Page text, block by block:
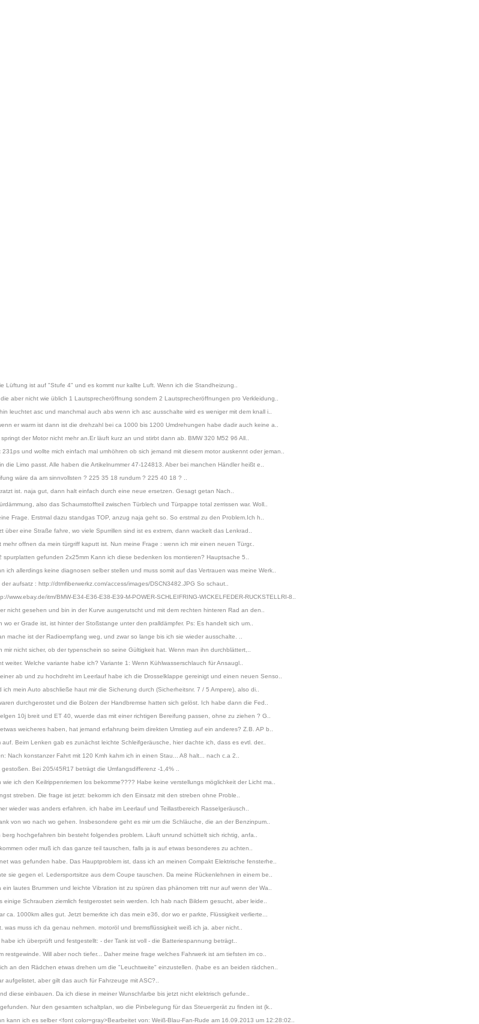
Lüftung ist auf "Stufe 4" und es kommt nur kallte Luft. Wenn ich die Standheizung..
aber nicht wie üblich 1 Lautsprecheröffnung sondern 2 Lautsprecheröffnungen pro Verkleidung..
asc und manchmal auch abs wenn ich asc ausschalte wird es weniger mit dem knall i..
er warm ist dann ist die drehzahl bei ca 1000 bis 1200 Umdrehungen habe dadir auch keine a..
der Motor nicht mehr an.Er läuft kurz an und stirbt dann ab. BMW 320 M52 96 All..
und wollte mich einfach mal umhöhren ob sich jemand mit diesem motor auskennt oder jeman..
Limo passt. Alle haben die Artikelnummer 47-124813. Aber bei manchen Händler heißt e..
wäre da am sinnvollsten ? 225 35 18 rundum ? 225 40 18 ? ..
ist. naja gut, dann halt einfach durch eine neue ersetzen. Gesagt getan Nach..
also das Schaumstoffteil zwischen Türblech und Türpappe total zerrissen war. Woll..
Frage. Erstmal dazu standgas TOP, anzug naja geht so. So erstmal zu den Problem.Ich h..
eine Straße fahre, wo viele Spurrillen sind ist es extrem, dann wackelt das Lenkrad..
offnen da mein türgriff kaputt ist. Nun meine Frage : wenn ich mir einen neuen Türgr..
gefunden 2x25mm Kann ich diese bedenken los montieren? Hauptsache 5..
allerdings keine diagnosen selber stellen und muss somit auf das Vertrauen was meine Werk..
aufsatz : http://dtmfiberwerkz.com/access/images/DSCN3482.JPG So schaut..
itm/BMW-E34-E36-E38-E39-M-POWER-SCHLEIFRING-WICKELFEDER-RUCKSTELLRI-8..
nicht gesehen und bin in der Kurve ausgerutscht und mit dem rechten hinteren Rad an den..
er Grade ist, ist hinter der Stoßstange unter den pralldämpfer. Ps: Es handelt sich um..
ist der Radioempfang weg, und zwar so lange bis ich sie wieder ausschalte. ..
nicht sicher, ob der typenschein so seine Gültigkeit hat. Wenn man ihn durchblättert,..
Welche variante habe ich? Variante 1: Wenn Kühlwasserschlauch für Ansaugl..
ab und zu hochdreht im Leerlauf habe ich die Drosselklappe gereinigt und einen neuen Senso..
mein Auto abschließe haut mir die Sicherung durch (Sicherheitsnr. 7 / 5 Ampere), also di..
durchgerostet und die Bolzen der Handbremse hatten sich gelöst. Ich habe dann die Fed..
10j breit und ET 40, wuerde das mit einer richtigen Bereifung passen, ohne zu ziehen ? G..
weicheres haben, hat jemand erfahrung beim direkten Umstieg auf ein anderes? Z.B. AP b..
Beim Lenken gab es zunächst leichte Schleifgeräusche, hier dachte ich, dass es evtl. der..
konstanzer Fahrt mit 120 Kmh kahm ich in einen Stau... A8 halt... nach c.a 2..
Bei 205/45R17 beträgt die Umfangsdifferenz -1,4% ..
ich den Keilrippenriemen los bekomme???? Habe keine verstellungs möglichkeit der Licht ma..
streben. Die frage ist jetzt: bekomm ich den Einsatz mit den streben ohne Proble..
wieder was anders erfahren. ich habe im Leerlauf und Teillastbereich Rasselgeräusch..
von wo nach wo gehen. Insbesondere geht es mir um die Schläuche, die an der Benzinpum..
hochgefahren bin besteht folgendes problem. Läuft unrund schüttelt sich richtig, anfa..
oder muß ich das ganze teil tauschen, falls ja is auf etwas besonderes zu achten..
was gefunden habe. Das Hauptproblem ist, dass ich an meinen Compakt Elektrische fensterhe..
sie gegen el. Ledersportsitze aus dem Coupe tauschen. Da meine Rückenlehnen in einem be..
lautes Brummen und leichte Vibration ist zu spüren das phänomen tritt nur auf wenn der Wa..
Schrauben ziemlich festgerostet sein werden. Ich hab nach Bildern gesucht, aber leide..
1000km alles gut. Jetzt bemerkte ich das mein e36, dor wo er parkte, Flüssigkeit verlierte...
muss ich da genau nehmen. motoröl und bremsflüssigkeit weiß ich ja. aber nicht..
ich überprüft und festgestellt: - der Tank ist voll - die Batteriespannung beträgt..
Will aber noch tiefer... Daher meine frage welches Fahrwerk ist am tiefsten im co..
an den Rädchen etwas drehen um die "Leuchtweite" einzustellen. (habe es an beiden rädchen..
aufgelistet, aber gilt das auch für Fahrzeuge mit ASC?..
diese einbauen. Da ich diese in meiner Wunschfarbe bis jetzt nicht elektrisch gefunde..
Nur den gesamten schaltplan, wo die Pinbelegung für das Steuergerät zu finden ist (k..
ich es selber <font color=gray>Bearbeitet von: Weiß-Blau-Fan-Rude am 16.09.2013 um 12:28:02..